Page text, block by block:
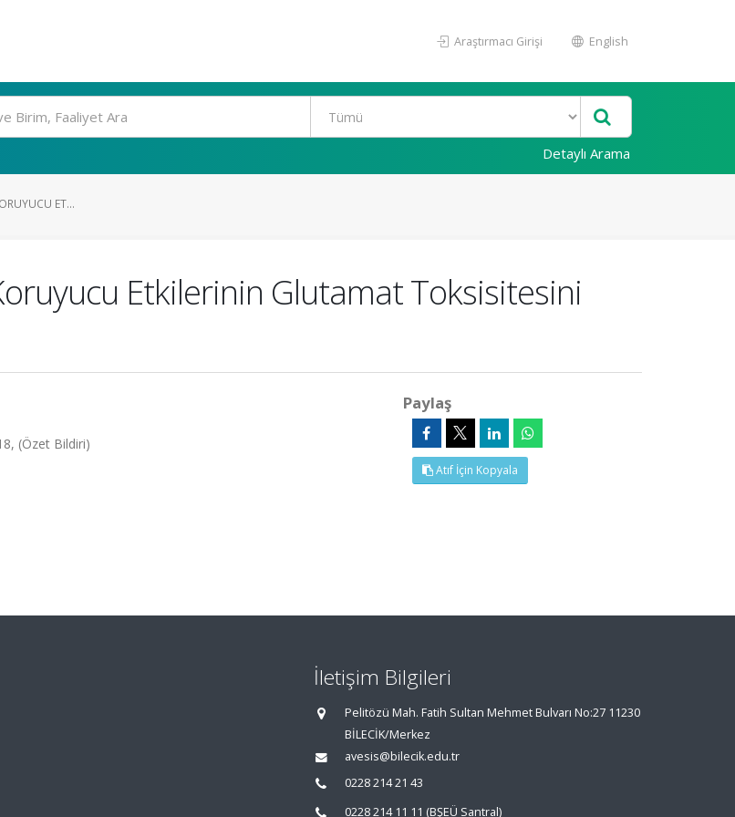
Araştırmacı Girişi English
Detaylı Arama
ET...
Etkilerinin Glutamat Toksisitesini
(Özet Bildiri)
Paylaş
Atıf İçin Kopyala
İletişim Bilgileri
Pelitözü Mah. Fatih Sultan Mehmet Bulvarı No:27 11230
BİLECİK/Merkez
avesis@bilecik.edu.tr
0228 214 21 43
0228 214 11 11 (BŞEÜ Santral)